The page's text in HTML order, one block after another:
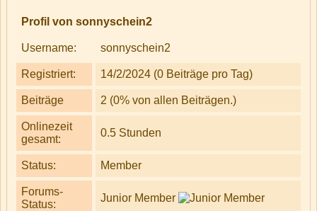
Profil von sonnyschein2
Username: sonnyschein2
Registriert: 14/2/2024 (0 Beiträge pro Tag)
Beiträge 2 (0% von allen Beiträgen.)
Onlinezeit
gesamt:
0.5 Stunden
Status: Member
Forums-
Status:
Junior Member